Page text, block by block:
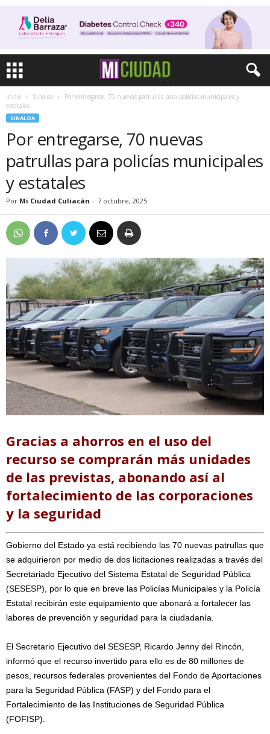
Inicio Sinaloa
Por entregarse, 70 nuevas patrullas para policías municipales y
estatales
SINALOA
Por entregarse, 70 nuevas
patrullas para policías municipales
y estatales
Por Mi Ciudad Culiacán - 7 octubre, 2025
Gracias a ahorros en el uso del
recurso se comprarán más unidades
de las previstas, abonando así al
fortalecimiento de las corporaciones
y la seguridad
Gobierno del Estado ya está recibiendo las 70 nuevas patrullas que
se adquirieron por medio de dos licitaciones realizadas a través del
Secretariado Ejecutivo del Sistema Estatal de Seguridad Pública
(SESESP), por lo que en breve las Policías Municipales y la Policía
Estatal recibirán este equipamiento que abonará a fortalecer las
labores de prevención y seguridad para la ciudadanía.
El Secretario Ejecutivo del SESESP, Ricardo Jenny del Rincón,
informó que el recurso invertido para ello es de 80 millones de
pesos, recursos federales provenientes del Fondo de Aportaciones
para la Seguridad Pública (FASP) y del Fondo para el
Fortalecimiento de las Instituciones de Seguridad Pública
(FOFISP).